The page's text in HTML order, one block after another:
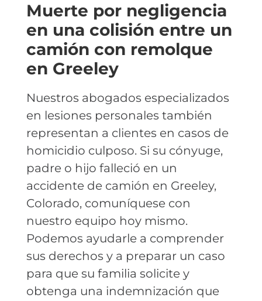
Muerte por negligencia
en una colisión entre un
camión con remolque
en Greeley
Nuestros abogados especializados
en lesiones personales también
representan a clientes en casos de
homicidio culposo. Si su cónyuge,
padre o hijo falleció en un
accidente de camión en Greeley,
Colorado, comuníquese con
nuestro equipo hoy mismo.
Podemos ayudarle a comprender
sus derechos y a preparar un caso
para que su familia solicite y
obtenga una indemnización que